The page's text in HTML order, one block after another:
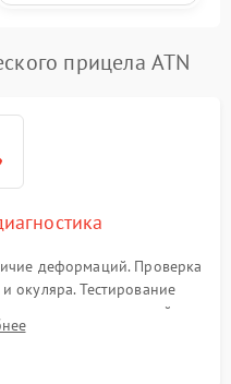
прицела ATN
деформаций. Проверка
окуляра. Тестирование
кольца отстройки
сколов, внутренних